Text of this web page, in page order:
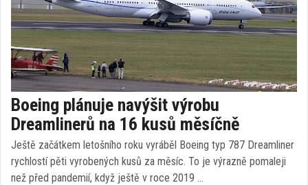
Boeing plánuje navýšit výrobu
Dreamlinerů na 16 kusů měsíčně
Ještě začátkem letošního roku vyráběl Boeing typ 787 Dreamliner
rychlostí pěti vyrobených kusů za měsíc. To je výrazně pomaleji
než před pandemií, když ještě v roce 2019 …